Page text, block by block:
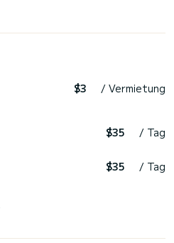
$3 / Vermietung
$35 / Tag
$35 / Tag